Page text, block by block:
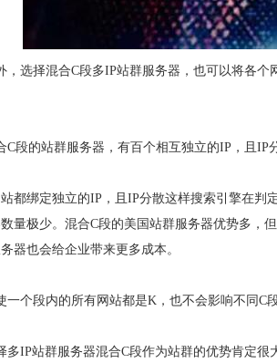
，选择混合C段多IP站群服务器，也可以将各
C段的站群服务器，有百个相互独立的IP，且IP
都绑定独立的IP，且IP分散这样搜索引擎在判
量极少。混合C段的美国站群服务器优势多，
器也会给企业带来更多成本。
一个段内的所有网站都是K，也不会影响不同
多IP站群服务器混合C段作为站群的优势肯定